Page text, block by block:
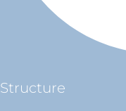
Structure